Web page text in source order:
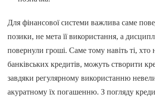
Для фінансової системи важлива саме
позики, не мета її використання, а
повернули гроші. Саме тому навіть ті, хто
банківських кредитів, можуть створити
завдяки регулярному використанню
акуратному їх погашенню. З погляду